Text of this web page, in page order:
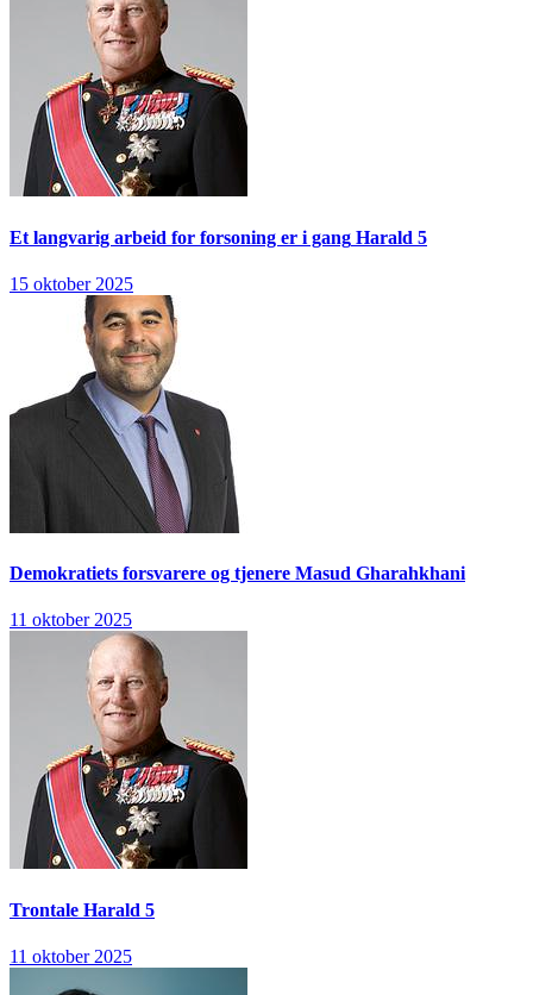
Et langvarig arbeid for forsoning er i gang Harald 5
15 oktober 2025
Demokratiets forsvarere og tjenere Masud Gharahkhani
11 oktober 2025
Trontale Harald 5
11 oktober 2025